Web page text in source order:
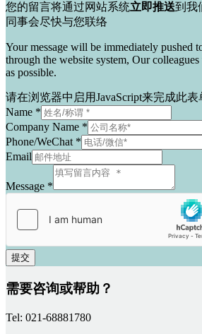
您的留言将通过网站系统立即推送到我
同事会尽快与您联络
Your message will be immediately pushed
through the website system, Our
as possible.
请在浏览器中启用JavaScript来完成此表
Name *
Company Name *
Phone/WeChat *
Email
Message *
提交
需要咨询或帮助？
Tel: 021-68881780